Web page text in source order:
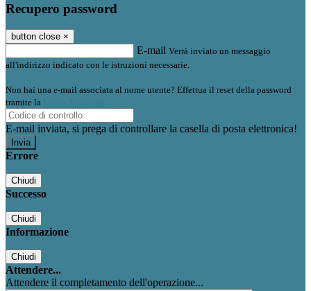
Recupero password
button close ×
E-mail Verrà inviato un messaggio
all'indirizzo indicato con le istruzioni necessarie.
Non hai una e-mail associata al nome utente? Effettua il reset della password
tramite la
E-mail inviata, si prega di controllare la casella di posta elettronica!
Errore
Chiudi
Successo
Chiudi
Informazione
Chiudi
Attendere...
Attendere il completamento dell'operazione...